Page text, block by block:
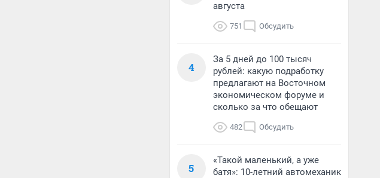
августа
751 Обсудить
4
За 5 дней до 100 тысяч
рублей: какую подработку
предлагают на Восточном
экономическом форуме и
сколько за что обещают
482 Обсудить
5
«Такой маленький, а уже
батя»: 10-летний автомеханик